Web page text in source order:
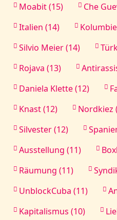
Moabit (15)
Che
Italien (14)
Silvio Meier (14)
Rojava (13)
Daniela Klette (12)
Knast (12)
Nordkiez
Silvester (12)
Ausstellung (11)
Räumung (11)
UnblockCuba (11)
Kapitalismus (10)